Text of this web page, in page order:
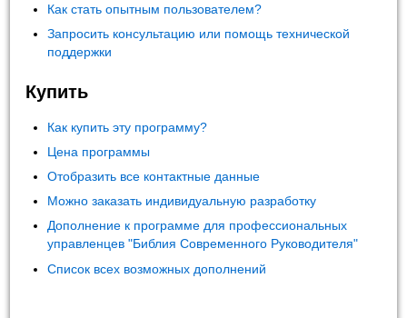
Как стать опытным пользователем?
Запросить консультацию или помощь технической
поддержки
Купить
Как купить эту программу?
Цена программы
Отобразить все контактные данные
Можно заказать индивидуальную разработку
Дополнение к программе для профессиональных
управленцев "Библия Современного Руководителя"
Список всех возможных дополнений